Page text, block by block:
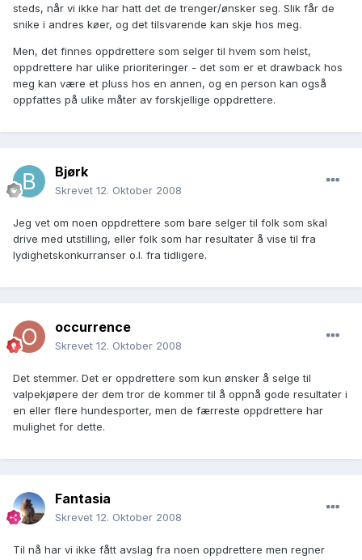
steds, når vi ikke har hatt det de trenger/ønsker seg. Slik får de
snike i andres køer, og det tilsvarende kan skje hos meg.
Men, det finnes oppdrettere som selger til hvem som helst,
oppdrettere har ulike prioriteringer - det som er et drawback hos
meg kan være et pluss hos en annen, og en person kan også
oppfattes på ulike måter av forskjellige oppdrettere.
Bjørk
Skrevet 12. Oktober 2008
Jeg vet om noen oppdrettere som bare selger til folk som skal
drive med utstilling, eller folk som har resultater å vise til fra
lydighetskonkurranser o.l. fra tidligere.
occurrence
Skrevet 12. Oktober 2008
Det stemmer. Det er oppdrettere som kun ønsker å selge til
valpekjøpere der dem tror de kommer til å oppnå gode resultater i
en eller flere hundesporter, men de færreste oppdrettere har
mulighet for dette.
Fantasia
Skrevet 12. Oktober 2008
Til nå har vi ikke fått avslag fra noen oppdrettere men regner